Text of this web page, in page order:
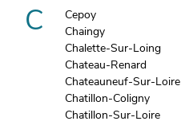
C
Cepoy
Chaingy
Chalette-Sur-Loing
Chateau-Renard
Chateauneuf-Sur-Loire
Chatillon-Coligny
Chatillon-Sur-Loire